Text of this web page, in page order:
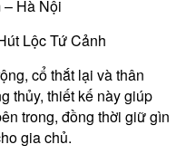
– Hà Nội
Lộc Tứ Cảnh
cổ thắt lại và thân
thủy, thiết kế này giúp
trong, đồng thời giữ gìn
gia chủ.